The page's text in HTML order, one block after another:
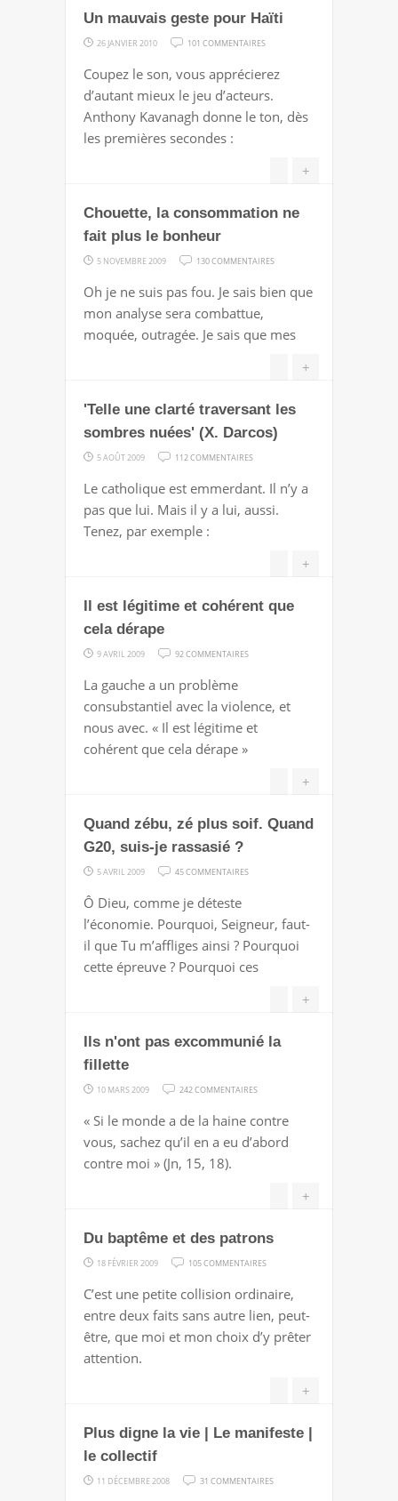
Un mauvais geste pour Haïti
26 JANVIER 2010 101 COMMENTAIRES
MAUVAIS
GESTE
POUR
Coupez le son, vous apprécierez
d’autant mieux le jeu d’acteurs.
Anthony Kavanagh donne le ton, dès
les premières secondes :
+
Chouette, la consommation ne
fait plus le bonheur
5 NOVEMBRE 2009 130 COMMENTAIRES
LA
NE
LE
BONHEUR
Oh je ne suis pas fou. Je sais bien que
mon analyse sera combattue,
moquée, outragée. Je sais que mes
+
'Telle une clarté traversant les
sombres nuées' (X. Darcos)
5 AOÛT 2009 112 COMMENTAIRES
UNE
CLARTÉ
NUÉES'
Le catholique est emmerdant. Il n’y a
pas que lui. Mais il y a lui, aussi.
Tenez, par exemple :
+
Il est légitime et cohérent que
cela dérape
9 AVRIL 2009 92 COMMENTAIRES
LÉGITIME
ET
DÉRAPE
La gauche a un problème
consubstantiel avec la violence, et
nous avec. « Il est légitime et
cohérent que cela dérape »
+
Quand zébu, zé plus soif. Quand
G20, suis-je rassasié ?
5 AVRIL 2009 45 COMMENTAIRES
ZÉ
PLUS
SOIF.
SUIS-
Ô Dieu, comme je déteste
l’économie. Pourquoi, Seigneur, faut-
il que Tu m’affliges ainsi ? Pourquoi
cette épreuve ? Pourquoi ces
+
Ils n'ont pas excommunié la
fillette
10 MARS 2009 242 COMMENTAIRES
N'ONT
PAS
« Si le monde a de la haine contre
vous, sachez qu’il en a eu d’abord
contre moi » (Jn, 15, 18).
+
Du baptême et des patrons
18 FÉVRIER 2009 105 COMMENTAIRES
BAPTÊME
ET
DES
C’est une petite collision ordinaire,
entre deux faits sans autre lien, peut-
être, que moi et mon choix d’y prêter
attention.
+
Plus digne la vie | Le manifeste |
le collectif
11 DÉCEMBRE 2008 31 COMMENTAIRES